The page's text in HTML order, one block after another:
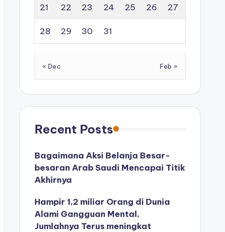
21 22 23 24 25 26 27
28 29 30 31
« Dec Feb »
Recent Posts
Bagaimana Aksi Belanja Besar-
besaran Arab Saudi Mencapai Titik
Akhirnya
Hampir 1,2 miliar Orang di Dunia
Alami Gangguan Mental,
Jumlahnya Terus meningkat